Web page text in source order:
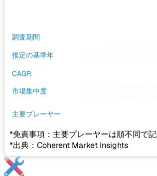
調査期間
推定の基準年
CAGR
市場集中度
主要プレーヤー
*免責事項：主要プレーヤーは順不同で記
*出典：Coherent Market Insights